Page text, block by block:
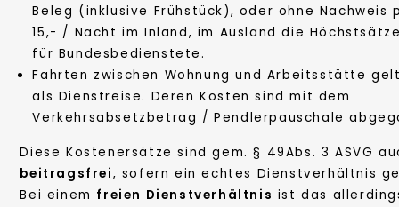
Beleg (inklusive Frühstück), oder ohne Nachweis
15,- / Nacht im Inland, im Ausland die
für Bundesbedienstete.
Fahrten zwischen Wohnung und Arbeitsstätte
als Dienstreise. Deren Kosten sind mit dem
Verkehrsabsetzbetrag / Pendlerpauschale
Diese Kostenersätze sind gem. § 49Abs. 3 ASVG
beitragsfrei, sofern ein echtes Dienstverhältnis
Bei einem freien Dienstverhältnis ist das